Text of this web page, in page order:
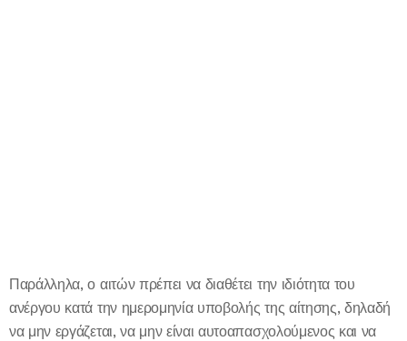
Παράλληλα, ο αιτών πρέπει να διαθέτει την ιδιότητα του
ανέργου κατά την ημερομηνία υποβολής της αίτησης, δηλαδή
να μην εργάζεται, να μην είναι αυτοαπασχολούμενος και να